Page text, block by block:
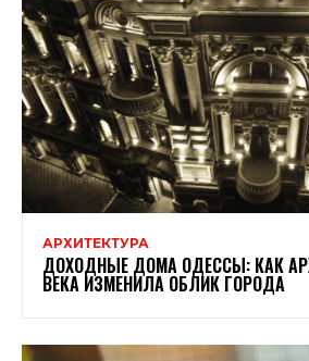
АРХИТЕКТУРА
ДОХОДНЫЕ ДОМА ОДЕССЫ: КАК
ВЕКА ИЗМЕНИЛА ОБЛИК ГОРОДА